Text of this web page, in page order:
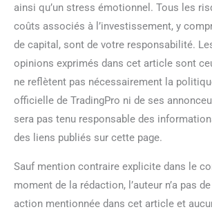
ainsi qu’un stress émotionnel. Tous les
coûts associés à l’investissement, y
de capital, sont de votre responsabilité.
opinions exprimés dans cet article sont
ne reflètent pas nécessairement la
officielle de TradingPro ni de ses
sera pas tenu responsable des
des liens publiés sur cette page.
Sauf mention contraire explicite dans le
moment de la rédaction, l’auteur n’a pas
action mentionnée dans cet article et